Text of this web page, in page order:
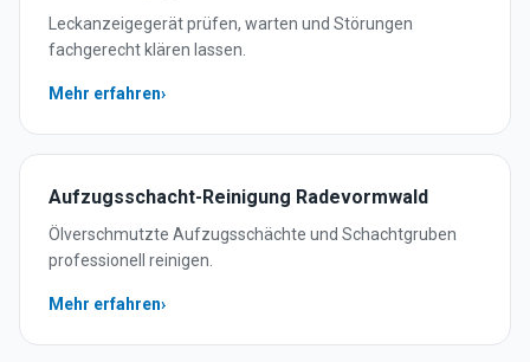
Leckanzeigegerät prüfen, warten und Störungen
fachgerecht klären lassen.
Mehr erfahren›
Aufzugsschacht-Reinigung Radevormwald
Ölverschmutzte Aufzugsschächte und Schachtgruben
professionell reinigen.
Mehr erfahren›